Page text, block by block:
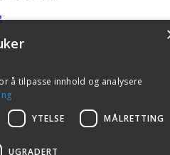
å tilpasse innhold og analysere
YTELSE MÅLRETTING
UGRADERT